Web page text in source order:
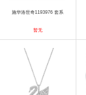
施华洛世奇1193976 套系
暂无